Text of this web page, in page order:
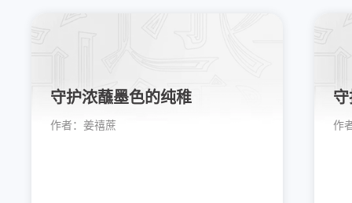
守护浓蘸墨色的纯稚
作者： 姜禧蔗 作